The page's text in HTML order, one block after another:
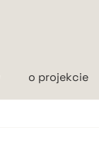
o projekcie